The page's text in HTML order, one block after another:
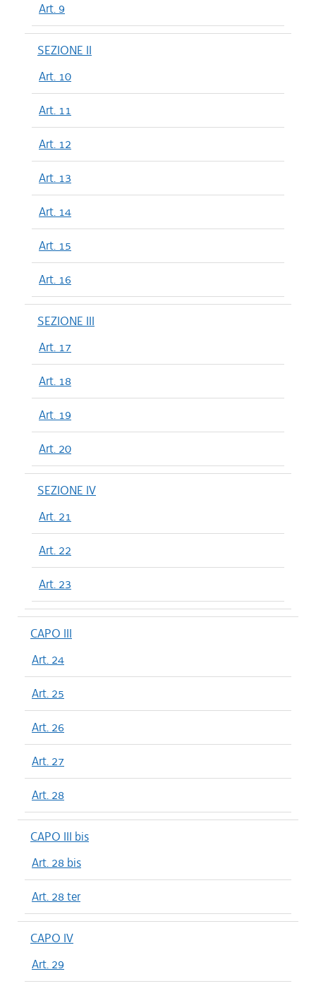
Art. 9
SEZIONE II
Art. 10
Art. 11
Art. 12
Art. 13
Art. 14
Art. 15
Art. 16
SEZIONE III
Art. 17
Art. 18
Art. 19
Art. 20
SEZIONE IV
Art. 21
Art. 22
Art. 23
CAPO III
Art. 24
Art. 25
Art. 26
Art. 27
Art. 28
CAPO III bis
Art. 28 bis
Art. 28 ter
CAPO IV
Art. 29